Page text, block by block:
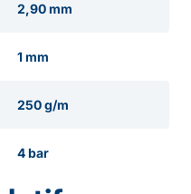
2,90 mm
1 mm
250 g/m
4 bar